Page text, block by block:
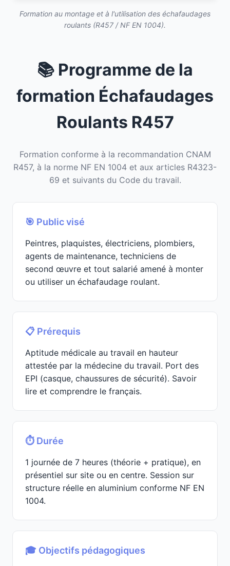
Formation au montage et à l'utilisation des échafaudages
roulants (R457 / NF EN 1004).
📚 Programme de la
formation Échafaudages
Roulants R457
Formation conforme à la recommandation CNAM
R457, à la norme NF EN 1004 et aux articles R4323-
69 et suivants du Code du travail.
🎯 Public visé
Peintres, plaquistes, électriciens, plombiers,
agents de maintenance, techniciens de
second œuvre et tout salarié amené à monter
ou utiliser un échafaudage roulant.
📋 Prérequis
Aptitude médicale au travail en hauteur
attestée par la médecine du travail. Port des
EPI (casque, chaussures de sécurité). Savoir
lire et comprendre le français.
⏱️ Durée
1 journée de 7 heures (théorie + pratique), en
présentiel sur site ou en centre. Session sur
structure réelle en aluminium conforme NF EN
1004.
🎓 Objectifs pédagogiques